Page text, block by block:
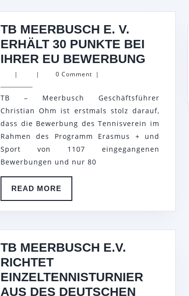
TB MEERBUSCH E. V.
ERHÄLT 30 PUNKTE BEI
IHRER EU BEWERBUNG
V.
ERHÄLT
30
PUNKTE
| | 0 Comment |
TB – Meerbusch Geschäftsführer
Christian Ohm ist erstmals stolz darauf,
dass die Bewerbung des Tennisverein im
Rahmen des Programm Erasmus + und
Sport von 1107 eingegangenen
Bewerbungen und nur 80
READ MORE
MORE
TB MEERBUSCH E.V.
RICHTET
EINZELTENNISTURNIER
AUS DES DEUTSCHEN